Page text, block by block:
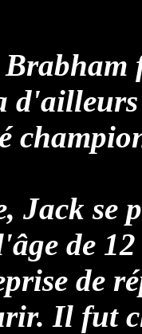
Jack se
de
de
Il fut